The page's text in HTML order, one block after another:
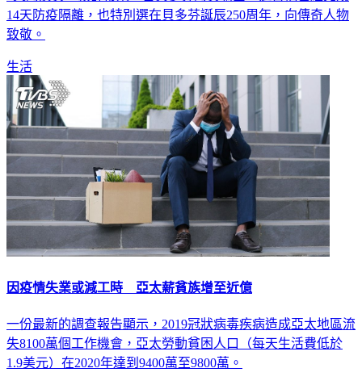
14天防疫隔離，也特別選在貝多芬誕辰250周年，向傳奇人物
致敬。
生活
因疫情失業或減工時 亞太薪貧族增至近億
一份最新的調查報告顯示，2019冠狀病毒疾病造成亞太地區流
失8100萬個工作機會，亞太勞動貧困人口（每天生活費低於
1.9美元）在2020年達到9400萬至9800萬。